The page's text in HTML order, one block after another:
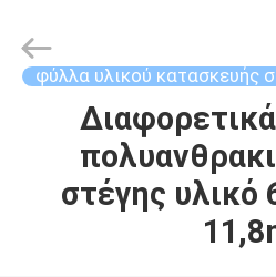
ΠΡΟΪΌΝΤΑ
Material
CO.,LTD.
Rights
φύλλα υλικού κατασκευής
στέγης υλικό